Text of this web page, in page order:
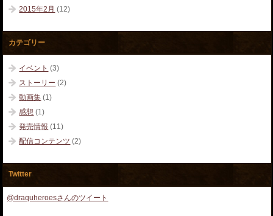
2015年2月 (12)
カテゴリー
イベント (3)
ストーリー (2)
動画集 (1)
感想 (1)
発売情報 (11)
配信コンテンツ (2)
Twitter
@draquheroesさんのツイート